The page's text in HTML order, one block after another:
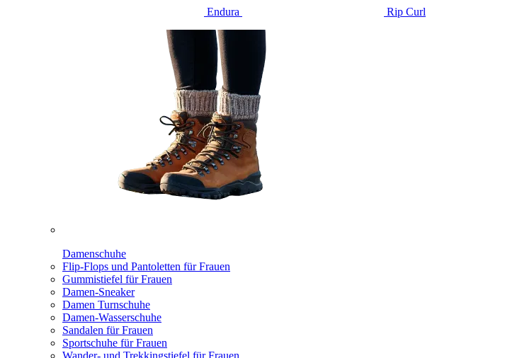
Endura Rip Curl
Damenschuhe
Flip-Flops und Pantoletten für Frauen
Gummistiefel für Frauen
Damen-Sneaker
Damen Turnschuhe
Damen-Wasserschuhe
Sandalen für Frauen
Sportschuhe für Frauen
Wander- und Trekkingstiefel für Frauen